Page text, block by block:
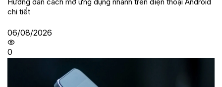
chi tiết
06/08/2026
0